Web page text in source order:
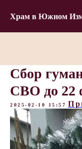
Храм в Южном
Сбор
СВО до 22
2025-02-10 15:57